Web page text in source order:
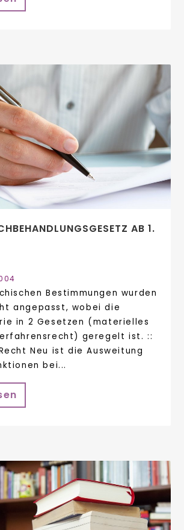
AB 1.
Bestimmungen wurden
angepasst, wobei die
in 2 Gesetzen (materielles
geregelt ist. ::
Neu ist die Ausweitung
bei...